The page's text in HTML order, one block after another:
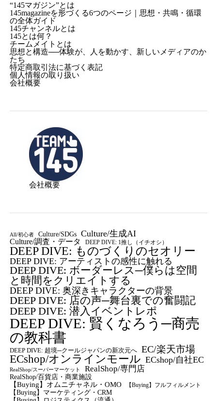
“145マガジン”とは
145magazineを形づくる6つのページ｜思想・共鳴・循環
の全体ガイド
145チャンネルとは
145とは何？
チームメイトとは
思想と構造──体験が、人を動かす、新しいメディアのか
たち
特定商取引法に基づく表記
個人情報の取り扱い
会社概要
会社概要
All/初心者 Culture/SDGs Culture/生成AI
Culture/調査・データ DEEP DIVE: 1推し（イチオシ）
DEEP DIVE: ものづくりのセオリー
DEEP DIVE: アーティストの感性に触れる
DEEP DIVE: ボーダーレス─僕らは空間
と時間をクリエイトする
DEEP DIVE: 奥深きキャラクターの背景
DEEP DIVE: 店の声─舞台裏での奮闘記
DEEP DIVE: 潜入イベントレポ
DEEP DIVE: 賢くなろう─商売
の教科書
DEEP DIVE: 超境─クールジャパンの新次元へ EC/楽天市場
ECshop/オンラインモール ECshop/自社EC
RealShop/スーパーマーケット RealShop/専門店
RealShop/百貨店・商業施設
【Buying】オムニチャネル・OMO
【Buying】フルフィルメント
【Buying】マーケティング・CRM